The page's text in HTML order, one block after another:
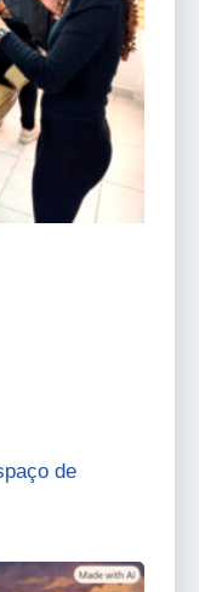
de